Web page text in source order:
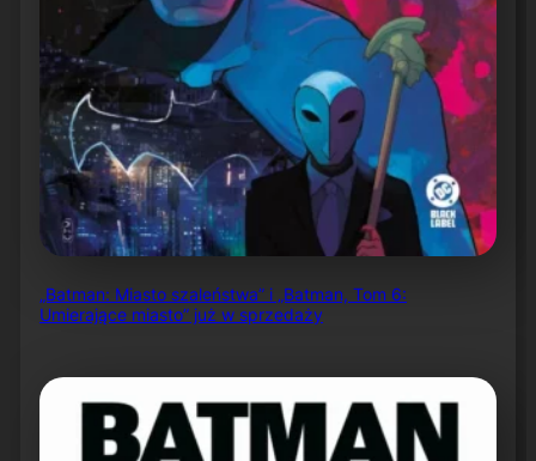
„Batman: Miasto szaleństwa” i „Batman, Tom 6:
Umierające miasto” już w sprzedaży